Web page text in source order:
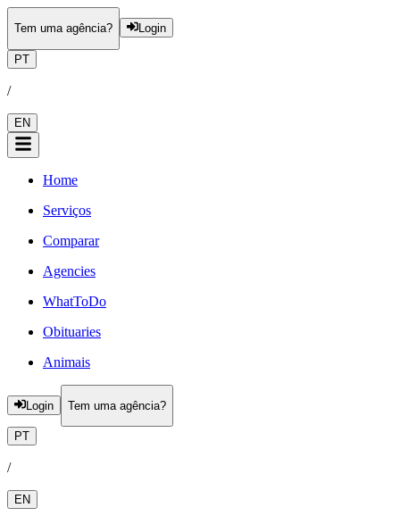
Tem uma agência? Login
PT
/
EN
Home
Serviços
Comparar
Agencies
WhatToDo
Obituaries
Animais
Login Tem uma agência?
PT
/
EN